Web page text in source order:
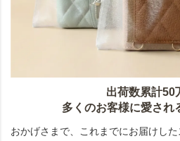
出荷数累計50
多くのお客様に愛され
おかげさまで、これまでにお届けし